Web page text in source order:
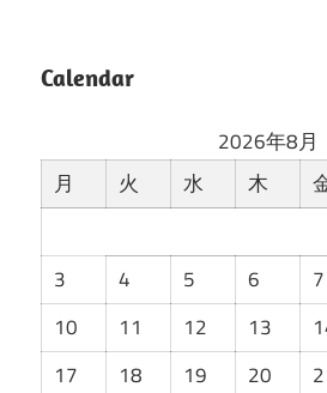
Calendar
2026年8月
月
火 水 木
3
4 5 6 7
10
11 12 13
17
18 19 20